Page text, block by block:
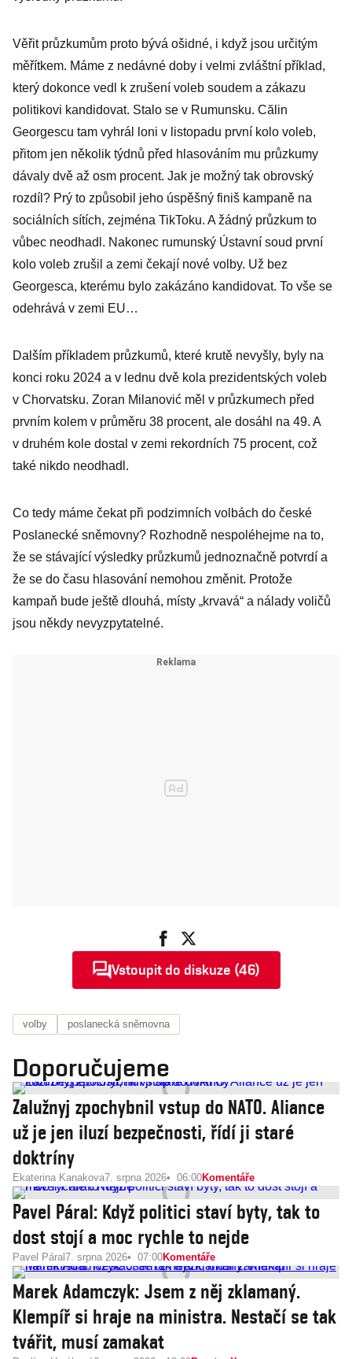
Věřit průzkumům proto bývá ošidné, i když jsou určitým
měřítkem. Máme z nedávné doby i velmi zvláštní příklad,
který dokonce vedl k zrušení voleb soudem a zákazu
politikovi kandidovat. Stalo se v Rumunsku. Călin
Georgescu tam vyhrál loni v listopadu první kolo voleb,
přitom jen několik týdnů před hlasováním mu průzkumy
dávaly dvě až osm procent. Jak je možný tak obrovský
rozdíl? Prý to způsobil jeho úspěšný finiš kampaně na
sociálních sítích, zejména TikToku. A žádný průzkum to
vůbec neodhadl. Nakonec rumunský Ústavní soud první
kolo voleb zrušil a zemi čekají nové volby. Už bez
Georgesca, kterému bylo zakázáno kandidovat. To vše se
odehrává v zemi EU…
Dalším příkladem průzkumů, které krutě nevyšly, byly na
konci roku 2024 a v lednu dvě kola prezidentských voleb
v Chorvatsku. Zoran Milanović měl v průzkumech před
prvním kolem v průměru 38 procent, ale dosáhl na 49. A
v druhém kole dostal v zemi rekordních 75 procent, což
také nikdo neodhadl.
Co tedy máme čekat při podzimních volbách do české
Poslanecké sněmovny? Rozhodně nespoléhejme na to,
že se stávající výsledky průzkumů jednoznačně potvrdí a
že se do času hlasování nemohou změnit. Protože
kampaň bude ještě dlouhá, místy „krvavá“ a nálady voličů
jsou někdy nevyzpytatelné.
Vstoupit do diskuze (46)
volby poslanecká sněmovna
Doporučujeme
Zalužnyj zpochybnil vstup do NATO. Aliance
už je jen iluzí bezpečnosti, řídí ji staré
doktríny
Ekaterina Kanakova7. srpna 2026 06:00Komentáře
Pavel Páral: Když politici staví byty, tak to
dost stojí a moc rychle to nejde
Pavel Páral 7. srpna 2026 07:00Komentáře
Marek Adamczyk: Jsem z něj zklamaný.
Klempíř si hraje na ministra. Nestačí se tak
tvářit, musí zamakat